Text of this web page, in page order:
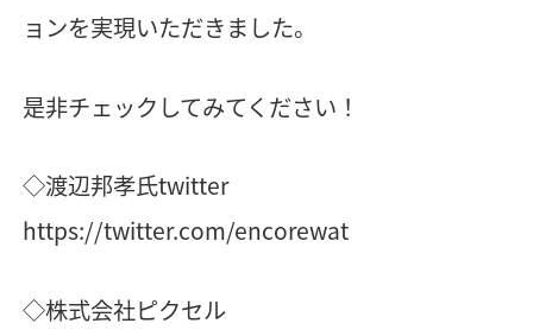
ョンを実現いただきました。
是非チェックしてみてください！
◇​渡辺邦孝氏twitter
https://twitter.com/encorewat
◇​株式会社ピクセル